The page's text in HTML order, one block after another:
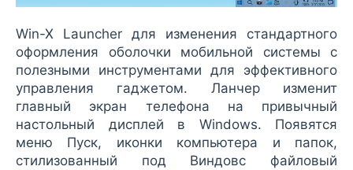
Win-X Launcher для изменения стандартного
оформления оболочки мобильной системы с
полезными инструментами для эффективного
управления гаджетом. Ланчер изменит
главный экран телефона на привычный
настольный дисплей в Windows. Появятся
меню Пуск, иконки компьютера и папок,
стилизованный под Виндовс файловый